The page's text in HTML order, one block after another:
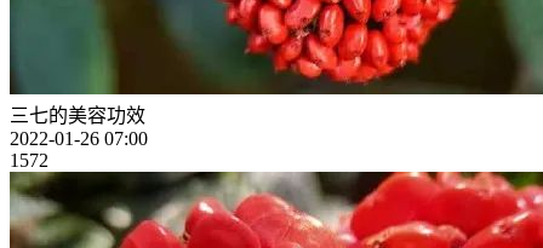
三七的美容功效
2022-01-26 07:00
1572